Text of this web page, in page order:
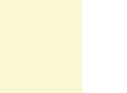
un juzgado del departamento
por un juzgado del